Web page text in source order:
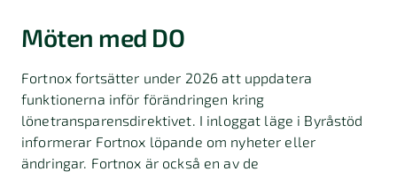
Möten med DO
Fortnox fortsätter under 2026 att uppdatera
funktionerna inför förändringen kring
lönetransparensdirektivet. I inloggat läge i Byråstöd
informerar Fortnox löpande om nyheter eller
ändringar. Fortnox är också en av de